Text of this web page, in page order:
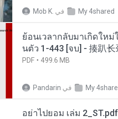
Mob K. في My 4shared
ย้อนเวลากลับมาเกิดให
นตัว 1-443 [จบ] - 揍趴长
PDF 499.6 MB
Pandarin في My
อย่าไปยอม เล่ม 2_ST.pdf